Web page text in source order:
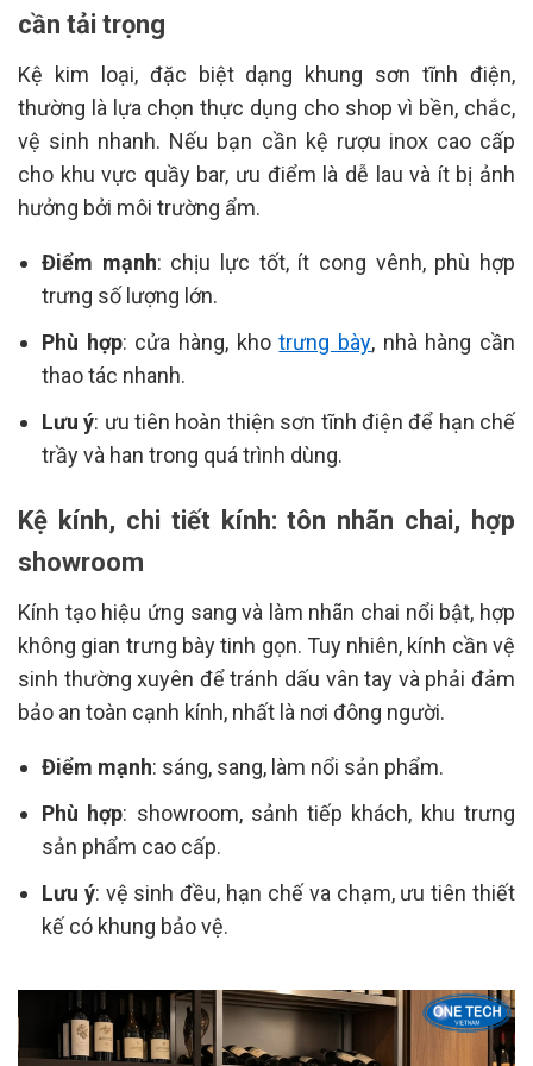
cần tải trọng
Kệ kim loại, đặc biệt dạng khung sơn tĩnh điện,
thường là lựa chọn thực dụng cho shop vì bền, chắc,
vệ sinh nhanh. Nếu bạn cần kệ rượu inox cao cấp
cho khu vực quầy bar, ưu điểm là dễ lau và ít bị ảnh
hưởng bởi môi trường ẩm.
Điểm mạnh: chịu lực tốt, ít cong vênh, phù hợp
trưng số lượng lớn.
Phù hợp: cửa hàng, khotrưng bày, nhà hàng cần
thao tác nhanh.
Lưu ý: ưu tiên hoàn thiện sơn tĩnh điện để hạn chế
trầy và han trong quá trình dùng.
Kệ kính, chi tiết kính: tôn nhãn chai, hợp
showroom
Kính tạo hiệu ứng sang và làm nhãn chai nổi bật, hợp
không gian trưng bày tinh gọn. Tuy nhiên, kính cần vệ
sinh thường xuyên để tránh dấu vân tay và phải đảm
bảo an toàn cạnh kính, nhất là nơi đông người.
Điểm mạnh: sáng, sang, làm nổi sản phẩm.
Phù hợp: showroom, sảnh tiếp khách, khu trưng
sản phẩm cao cấp.
Lưu ý: vệ sinh đều, hạn chế va chạm, ưu tiên thiết
kế có khung bảo vệ.